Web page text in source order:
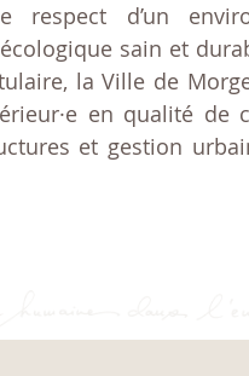
d’un
sain et
la Ville de
en qualité de
et gestion